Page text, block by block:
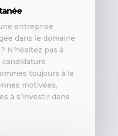
entreprise
dans le domaine
N’hésitez pas à
toujours à la
motivées,
à s’investir dans